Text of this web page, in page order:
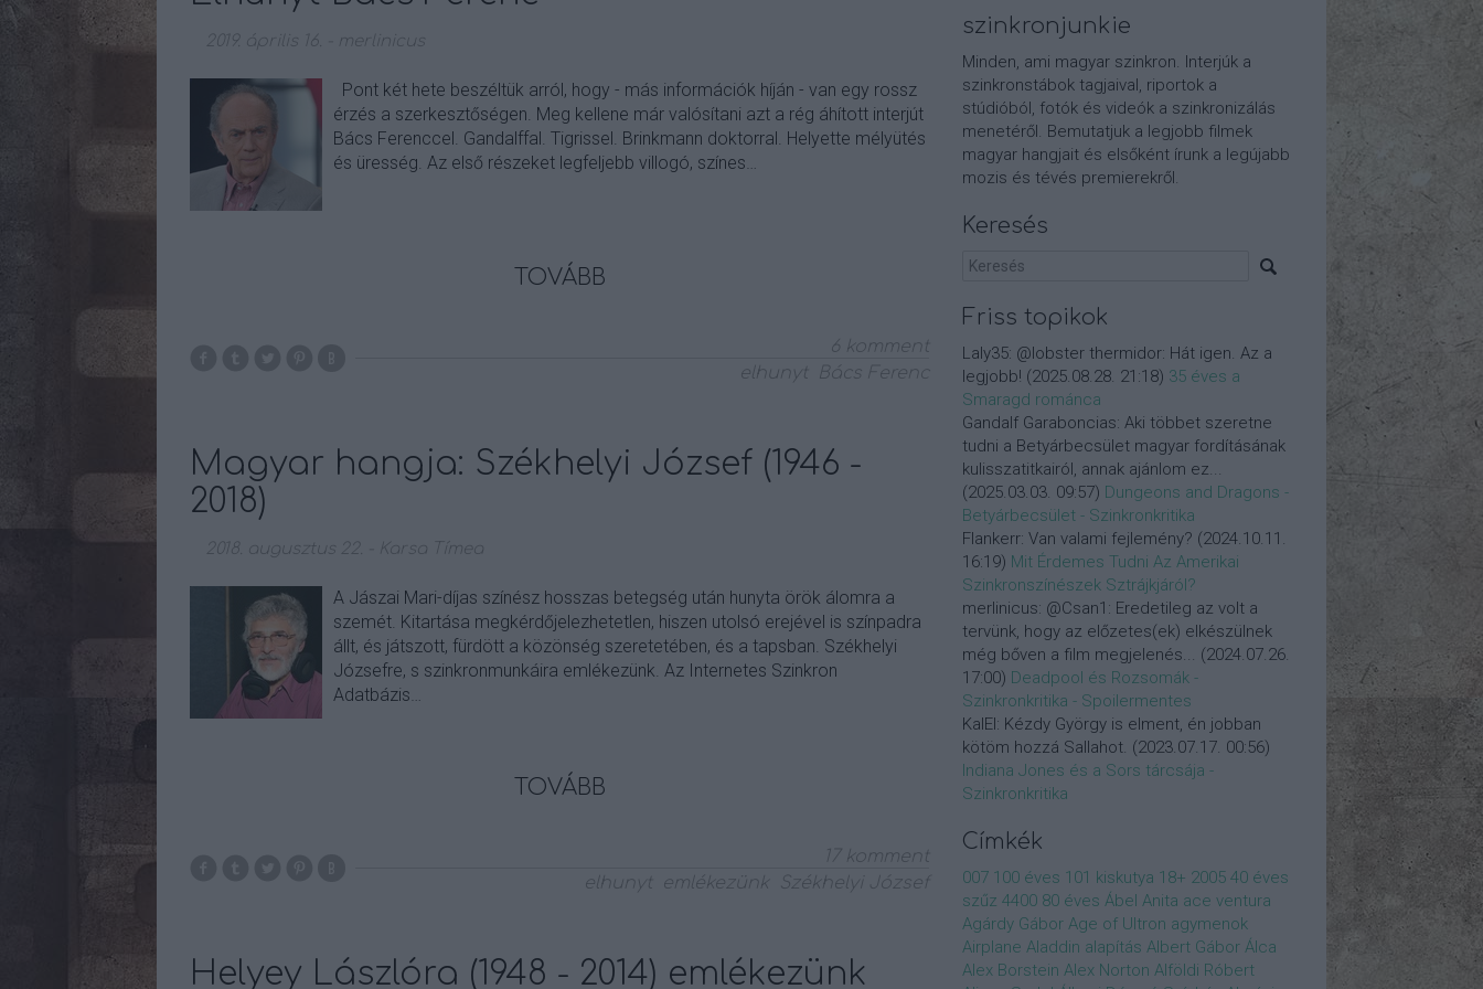
2019. április 16. merlinicus
Pont két hete beszéltük arról, hogy - más információk híján - van egy rossz
érzés a szerkesztőségen. Meg kellene már valósítani azt a rég áhított interjút
Bács Ferenccel. Gandalffal. Tigrissel. Brinkmann doktorral. Helyette mélyütés
és üresség. Az első részeket legfeljebb villogó, színes…
TOVÁBB
6 komment
elhunyt
Bács Ferenc
Magyar hangja: Székhelyi József (1946 -
2018)
2018. augusztus 22. Karsa Tímea
A Jászai Mari-díjas színész hosszas betegség után hunyta örök álomra a
szemét. Kitartása megkérdőjelezhetetlen, hiszen utolsó erejével is színpadra
állt, és játszott, fürdött a közönség szeretetében, és a tapsban. Székhelyi
Józsefre, s szinkronmunkáira emlékezünk. Az Internetes Szinkron
Adatbázis…
TOVÁBB
17 komment
elhunyt
emlékezünk Székhelyi József
Helyey Lászlóra (1948 - 2014) emlékezünk
szinkronjunkie
Minden, ami magyar szinkron. Interjúk a
szinkronstábok tagjaival, riportok a
stúdióból, fotók és videók a szinkronizálás
menetéről. Bemutatjuk a legjobb filmek
magyar hangjait és elsőként írunk a legújabb
mozis és tévés premierekről.
Keresés
Friss topikok
Laly35: @lobster thermidor: Hát igen. Az a
legjobb! (2025.08.28. 21:18) 35 éves a
Smaragd románca
Gandalf Garaboncias: Aki többet szeretne
tudni a Betyárbecsület magyar fordításának
kulisszatitkairól, annak ajánlom ez...
(2025.03.03. 09:57) Dungeons and Dragons -
Betyárbecsület - Szinkronkritika
Flankerr: Van valami fejlemény? (2024.10.11.
16:19) Mit Érdemes Tudni Az Amerikai
Szinkronszínészek Sztrájkjáról?
merlinicus: @Csan1: Eredetileg az volt a
tervünk, hogy az előzetes(ek) elkészülnek
még bőven a film megjelenés... (2024.07.26.
17:00) Deadpool és Rozsomák -
Szinkronkritika - Spoilermentes
KalEl: Kézdy György is elment, én jobban
kötöm hozzá Sallahot. (2023.07.17. 00:56)
Indiana Jones és a Sors tárcsája -
Szinkronkritika
Címkék
007 100 éves 101 kiskutya 18+ 2005 40 éves
szűz 4400 80 éves Ábel Anita ace ventura
Agárdy Gábor Age of Ultron agymenok
Airplane Aladdin alapítás Albert Gábor Álca
Alex Borstein Alex Norton Alföldi Róbert